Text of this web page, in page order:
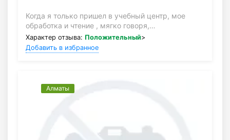
Когда я только пришел в учебный центр, мое
обработка и чтение , мягко говоря,…
Характер отзыва: Положительный>
Добавить в избранное
Алматы